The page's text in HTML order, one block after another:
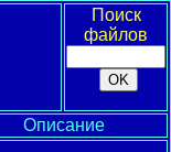
Поиск
файлов
Описание